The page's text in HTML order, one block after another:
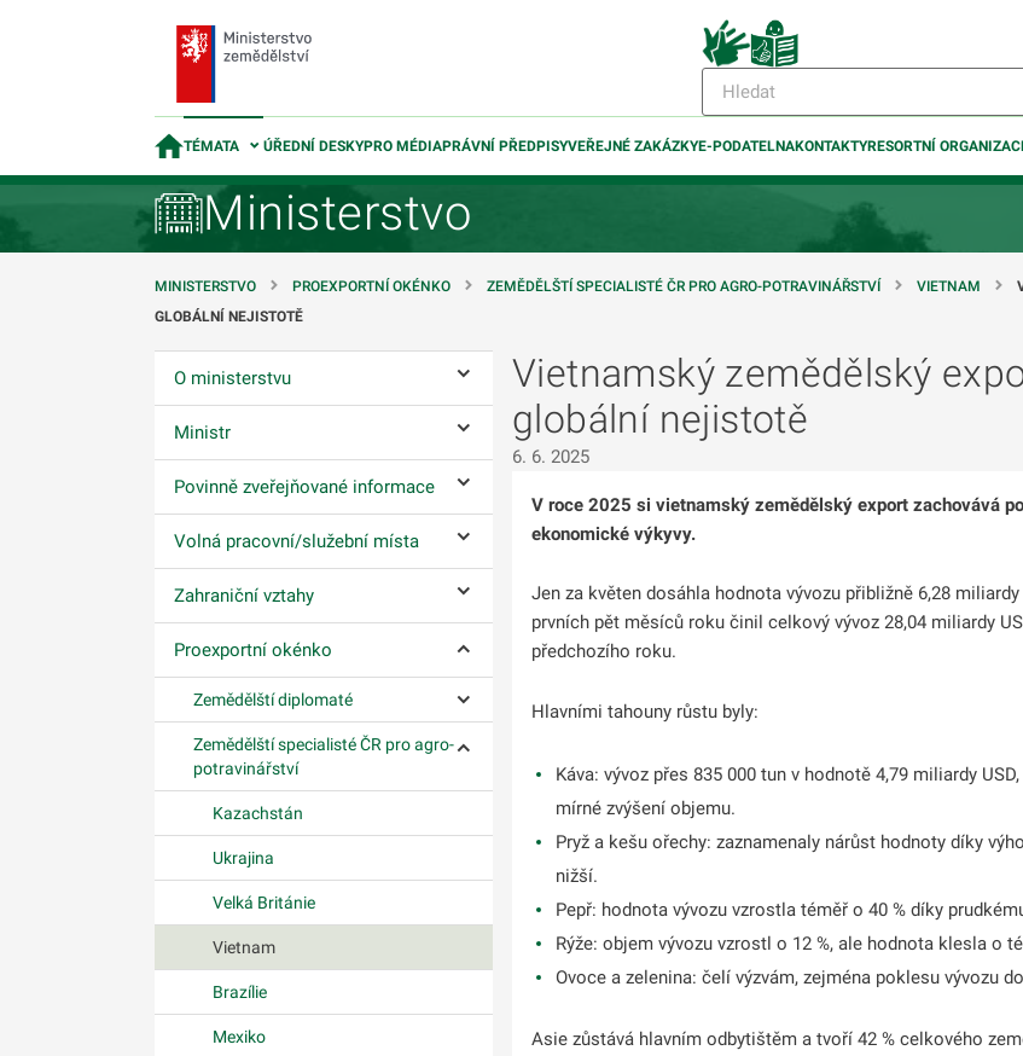
TÉMATA ÚŘEDNÍ DESKYPRO MÉDIAPRÁVNÍ PŘEDPISYVEŘEJNÉ ZAKÁZKYE-PODATELNAKONTAKTYRESORTNÍ
Ministerstvo
MINISTERSTVO PROEXPORTNÍ OKÉNKO ZEMĚDĚLŠTÍ SPECIALISTÉ ČR PRO AGRO-POTRAVINÁŘSTVÍ VIETNAM
GLOBÁLNÍ NEJISTOTĚ
O ministerstvu Ovládání podmenu
Ministr Ovládání podmenu
Povinně zveřejňované informace Ovládání podmenu
Volná pracovní/služební místa
Zahraniční vztahy
Proexportní okénko Ovládání podmenu
Zemědělští diplomaté
Ovládání podmenu
Zemědělští specialisté ČR pro agro-
potravinářství
Kazachstán
Ukrajina
Velká Británie
Vietnam
Brazílie
Mexiko
Vietnamský zemědělský
globální nejistotě
6. 6. 2025
V roce 2025 si vietnamský zemědělský export zachovává
ekonomické výkyvy.
Jen za květen dosáhla hodnota vývozu přibližně 6,28
prvních pět měsíců roku činil celkový vývoz 28,04 miliardy
předchozího roku.
Hlavními tahouny růstu byly:
Káva: vývoz přes 835 000 tun v hodnotě 4,79 miliardy
mírné zvýšení objemu.
Pryž a kešu ořechy: zaznamenaly nárůst hodnoty díky
nižší.
Pepř: hodnota vývozu vzrostla téměř o 40 % díky
Rýže: objem vývozu vzrostl o 12 %, ale hodnota klesla o
Ovoce a zelenina: čelí výzvám, zejména poklesu vývozu
Asie zůstává hlavním odbytištěm a tvoří 42 % celkového